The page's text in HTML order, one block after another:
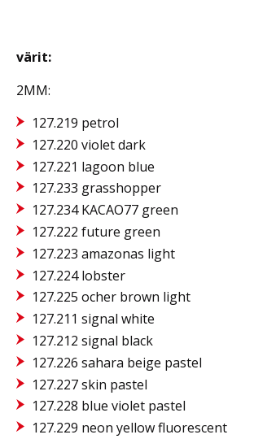
värit:
2MM:
127.219 petrol
127.220 violet dark
127.221 lagoon blue
127.233 grasshopper
127.234 KACAO77 green
127.222 future green
127.223 amazonas light
127.224 lobster
127.225 ocher brown light
127.211 signal white
127.212 signal black
127.226 sahara beige pastel
127.227 skin pastel
127.228 blue violet pastel
127.229 neon yellow fluorescent